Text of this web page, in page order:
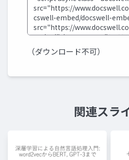
（ダウンロード不可）
関連スラ